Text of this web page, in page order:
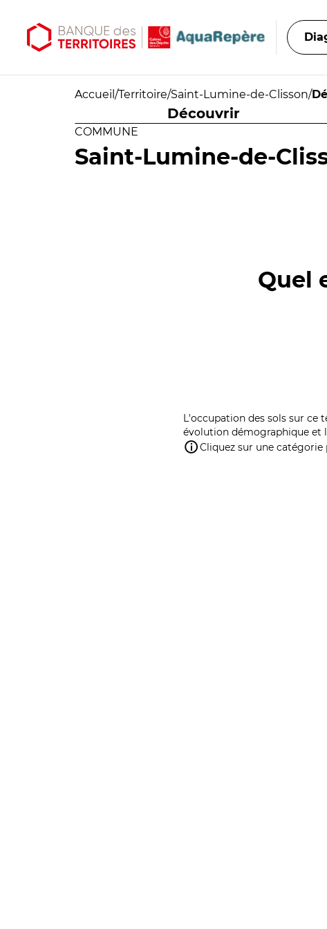
Accueil /Territoire/Saint-Lumine-de-Clisson/
Découvrir
COMMUNE
Saint-Lumine-de-
Quel
L'occupation des sols sur ce
évolution démographique et
Cliquez sur une